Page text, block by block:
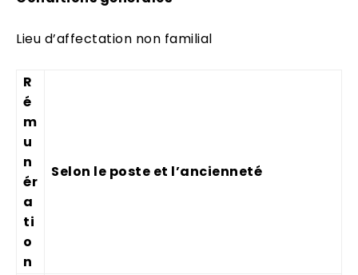
Lieu d’affectation non familial
R
é
m
u
n
ér
a
ti
o
n
Selon le poste et l’ancienneté